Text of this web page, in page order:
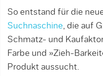
So entstand für die
Suchnaschine, die auf
Schmatz- und
Farbe und »Zieh-
Produkt aussucht.